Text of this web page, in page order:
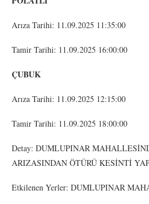
Arıza Tarihi: 11.09.2025 11:35:00
Tamir Tarihi: 11.09.2025 16:00:00
ÇUBUK
Arıza Tarihi: 11.09.2025 12:15:00
Tamir Tarihi: 11.09.2025 18:00:00
Detay: DUMLUPINAR
ARIZASINDAN ÖTÜRÜ KESİNTİ
Etkilenen Yerler: DUMLUPINAR